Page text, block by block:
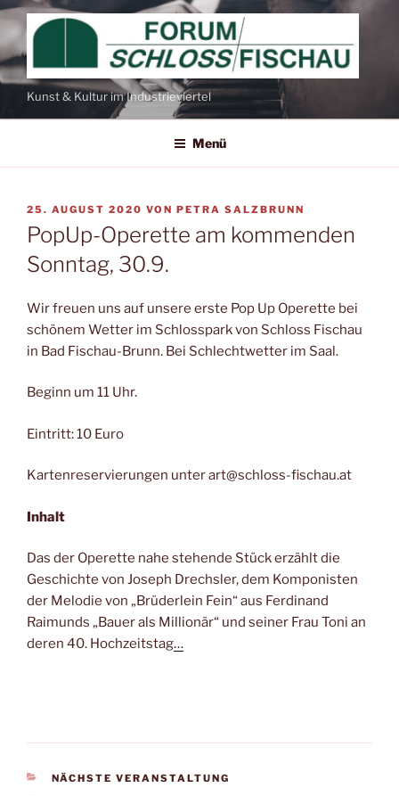
Zum
Inhalt
springen
Kunst & Kultur im Industrieviertel
Menü
VERÖFFENTLICHT
AM
25. AUGUST 2020 VON PETRA SALZBRUNN
PopUp-Operette am kommenden
Sonntag, 30.9.
Wir freuen uns auf unsere erste Pop Up Operette bei
schönem Wetter im Schlosspark von Schloss Fischau
in Bad Fischau-Brunn. Bei Schlechtwetter im Saal.
Beginn um 11 Uhr.
Eintritt: 10 Euro
Kartenreservierungen unter art@schloss-fischau.at
Inhalt
Das der Operette nahe stehende Stück erzählt die
Geschichte von Joseph Drechsler, dem Komponisten
der Melodie von „Brüderlein Fein“ aus Ferdinand
Raimunds „Bauer als Millionär“ und seiner Frau Toni an
deren 40. Hochzeitstag…
KATEGORIEN
NÄCHSTE VERANSTALTUNG